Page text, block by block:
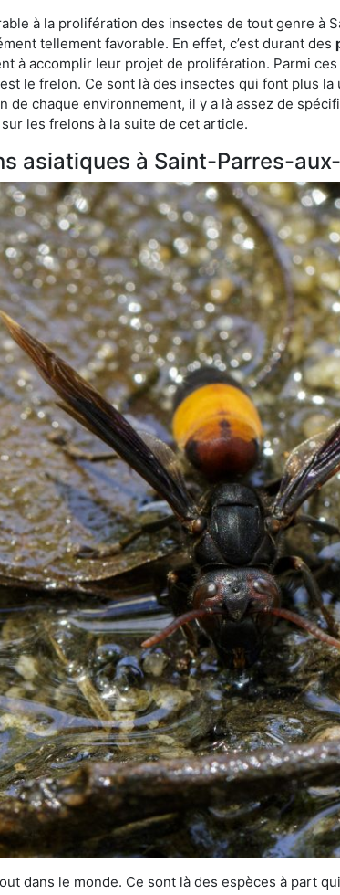
à la prolifération des insectes de tout genre à
tellement favorable. En effet, c’est durant des
à accomplir leur projet de prolifération. Parmi
le frelon. Ce sont là des insectes qui font plus la
de chaque environnement, il y a là assez de
les frelons à la suite de cet article.
asiatiques à Saint-Parres-
dans le monde. Ce sont là des espèces à part